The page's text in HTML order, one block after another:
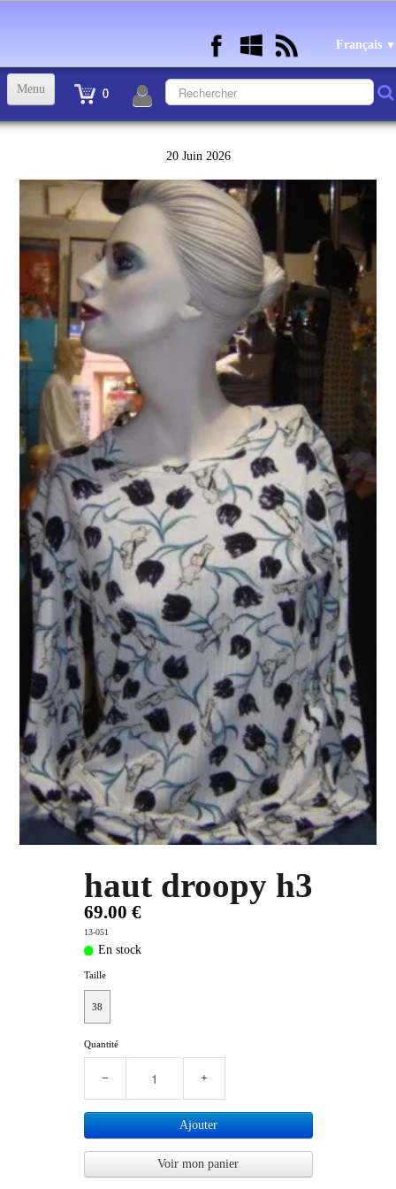
Français ▼
0
Menu
STATUETTES BD RESINE et PLOMB ▼
ANDRE FRANQUIN OBJETS ET VETEMENTS ▼
BECASSINE OU BETTY BOOP OBJETS ET VETEMENTS ▼
TEX AVERY OBJETS ET VETEMENTS▼
WARNER OBJETS ET VETEMENTS
PLUS D'OBJETS ET VETEMENTS BD ▼
IDEES CADEAUX ET PLUS▼
BYZANCE▼
20 Juin 2026
haut droopy h3
69.00 €
13-051
En stock
Taille
38
Quantité
− +
Ajouter
Voir mon panier